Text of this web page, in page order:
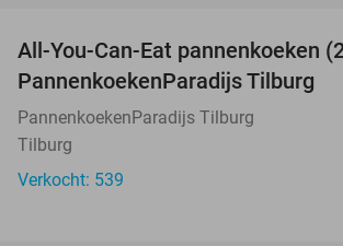
All-You-Can-Eat pannenkoeken
PannenkoekenParadijs Tilburg
PannenkoekenParadijs Tilburg
Tilburg
Verkocht: 539